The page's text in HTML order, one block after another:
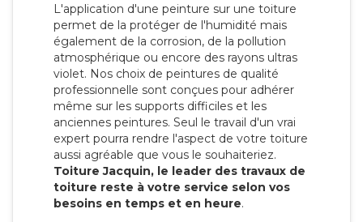
L'application d'une peinture sur une toiture
permet de la protéger de l'humidité mais
également de la corrosion, de la pollution
atmosphérique ou encore des rayons ultras
violet. Nos choix de peintures de qualité
professionnelle sont conçues pour adhérer
même sur les supports difficiles et les
anciennes peintures. Seul le travail d'un vrai
expert pourra rendre l'aspect de votre toiture
aussi agréable que vous le souhaiteriez.
Toiture Jacquin, le leader des travaux de
toiture reste à votre service selon vos
besoins en temps et en heure.